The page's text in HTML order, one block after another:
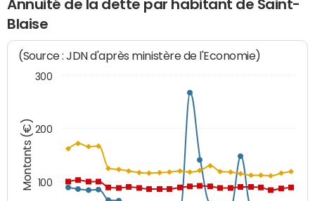
Annuité de la dette par habitant de Saint-
Blaise
Montants (€)
(Source : JDN d'après ministère de l'Economie)
100
200
300